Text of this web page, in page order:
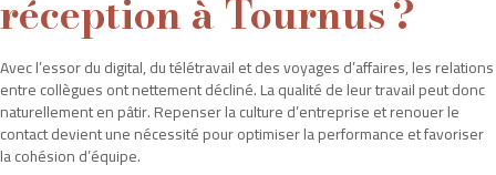
réception à Tournus ?
Avec l’essor du digital, du télétravail et des voyages d’affaires, les relations
entre collègues ont nettement décliné. La qualité de leur travail peut donc
naturellement en pâtir. Repenser la culture d’entreprise et renouer le
contact devient une nécessité pour optimiser la performance et favoriser
la cohésion d’équipe.